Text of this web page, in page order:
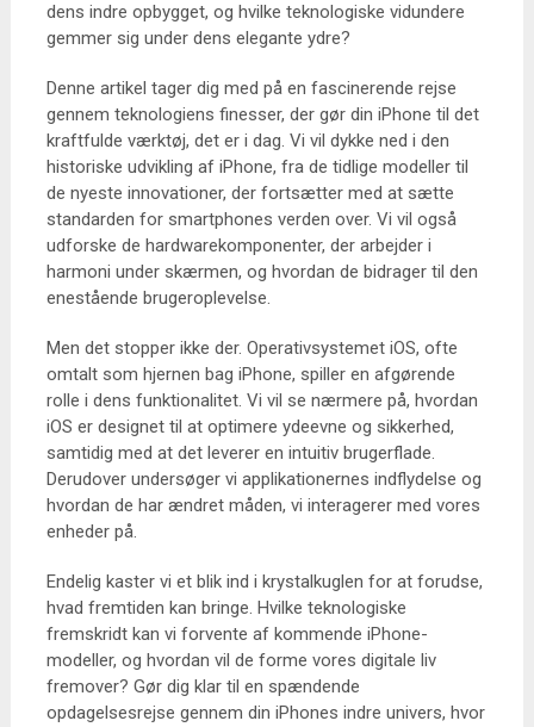
dens indre opbygget, og hvilke teknologiske vidundere
gemmer sig under dens elegante ydre?
Denne artikel tager dig med på en fascinerende rejse
gennem teknologiens finesser, der gør din iPhone til det
kraftfulde værktøj, det er i dag. Vi vil dykke ned i den
historiske udvikling af iPhone, fra de tidlige modeller til
de nyeste innovationer, der fortsætter med at sætte
standarden for smartphones verden over. Vi vil også
udforske de hardwarekomponenter, der arbejder i
harmoni under skærmen, og hvordan de bidrager til den
enestående brugeroplevelse.
Men det stopper ikke der. Operativsystemet iOS, ofte
omtalt som hjernen bag iPhone, spiller en afgørende
rolle i dens funktionalitet. Vi vil se nærmere på, hvordan
iOS er designet til at optimere ydeevne og sikkerhed,
samtidig med at det leverer en intuitiv brugerflade.
Derudover undersøger vi applikationernes indflydelse og
hvordan de har ændret måden, vi interagerer med vores
enheder på.
Endelig kaster vi et blik ind i krystalkuglen for at forudse,
hvad fremtiden kan bringe. Hvilke teknologiske
fremskridt kan vi forvente af kommende iPhone-
modeller, og hvordan vil de forme vores digitale liv
fremover? Gør dig klar til en spændende
opdagelsesrejse gennem din iPhones indre univers, hvor